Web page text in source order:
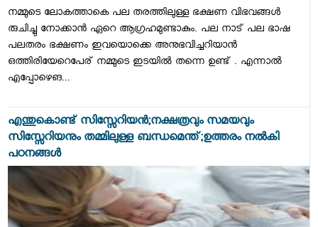
നമ്മുടെ ലോകത്താകെ പല തരത്തിലുള്ള ഭക്ഷണ വിഭവങ്ങൾ
രുചിച്ചു നോക്കാന്‍ ഏറെ ആഗ്രഹമുണ്ടാകും. പല നാട് പല ഭാഷ
പലതരം ഭക്ഷണം ഇവയൊക്കെ അനുഭവിച്ചറിയാൻ
ഒത്തിരിയേറെപേര് നമ്മുടെ ഇടയിൽ തന്നെ ഉണ്ട് . എന്നാല്‍
എപ്പോഴെങ...
എന്തുകൊണ്ട് സിസ്സേറിയൻ;നക്ഷത്രവും സമയവും
സിസ്സേറിയനും തമ്മിലുള്ള ബന്ധമെന്ത്;ഉത്തരം നൽകി
പഠനങ്ങൾ